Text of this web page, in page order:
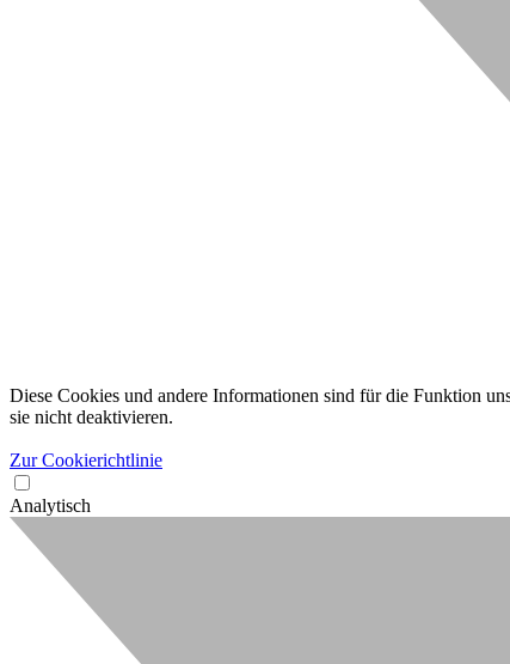
Diese Cookies und andere Informationen sind für die Funktion
sie nicht deaktivieren.
Zur Cookierichtlinie
Analytisch